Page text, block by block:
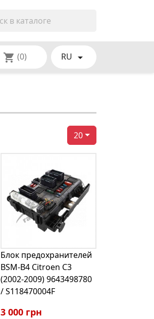
shopping_cart (0) RU 
20
Блок предохранителей
BSM-B4 Citroen C3
(2002-2009) 9643498780
/ S118470004F
3 000 грн